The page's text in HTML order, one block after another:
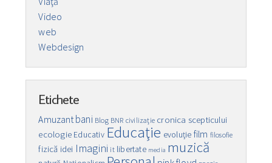
Video
web
Webdesign
Etichete
Amuzant bani Blog BNR civilizaţie cronica scepticului
ecologie Educativ Educaţie evoluţie film filosofie
fizică idei Imagini it libertate media muzică